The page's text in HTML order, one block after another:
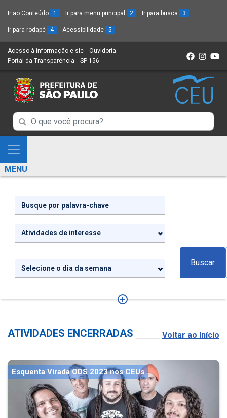
Ir ao Conteúdo 1 Ir para menu principal 2 Ir para busca 3
Ir para rodapé 4 Acessibilidade 5
Acesso à informação e-sic (Link
para
novo
sítio)
Ouvidoria
Portal da Transparência (Link
um
novo
SP 156
Campo
de
Busca
de
Campo
de
de
informações
Mostra
e
Esconde
Menu
MENU
Atividades de interesse
Selecione o dia da semana
Buscar
ATIVIDADES ENCERRADAS Voltar ao Início
Esquenta Virada ODS 2023 nos CEUs